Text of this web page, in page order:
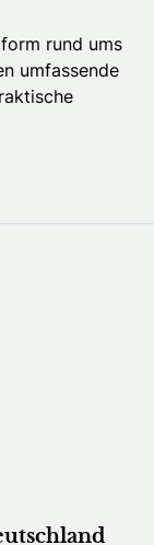
rund ums
umfassende